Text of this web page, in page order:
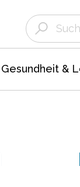
Gesundheit &